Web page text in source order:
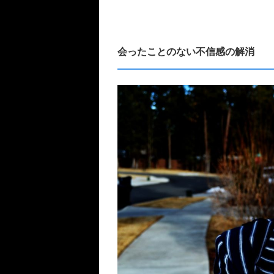
会ったことのない不信感の解消